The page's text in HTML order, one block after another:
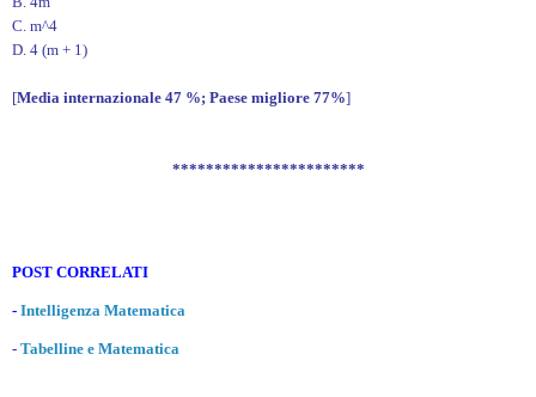
C. m^4
D. 4 (m + 1)
[Media internazionale 47 %; Paese migliore 77%]
***********************
POST CORRELATI
- Intelligenza Matematica
- Tabelline e Matematica